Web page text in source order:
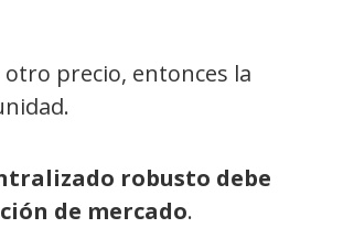
precio, entonces la
robusto debe
de mercado.